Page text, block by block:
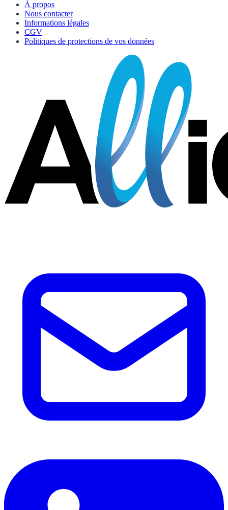
À propos
Nous contacter
Informations légales
CGV
Politiques de protections de vos données